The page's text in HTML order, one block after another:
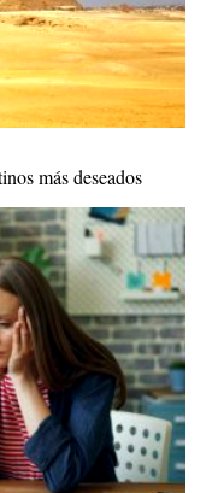
más deseados